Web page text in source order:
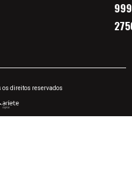
os direitos reservados